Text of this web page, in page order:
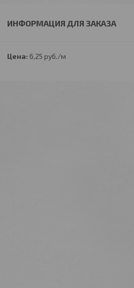
ИНФОРМАЦИЯ ДЛЯ ЗАКАЗА
Цена: 6,25 руб./м